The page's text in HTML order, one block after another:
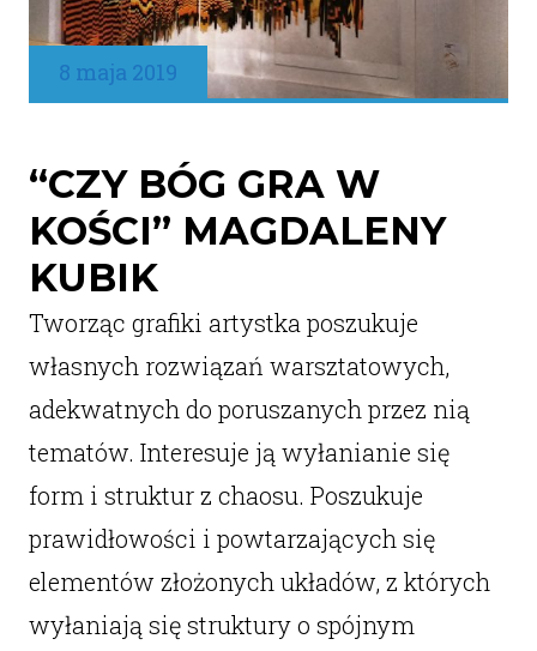
8 maja 2019
“CZY BÓG GRA W
KOŚCI” MAGDALENY
KUBIK
Tworząc grafiki artystka poszukuje
własnych rozwiązań warsztatowych,
adekwatnych do poruszanych przez nią
tematów. Interesuje ją wyłanianie się
form i struktur z chaosu. Poszukuje
prawidłowości i powtarzających się
elementów złożonych układów, z których
wyłaniają się struktury o spójnym